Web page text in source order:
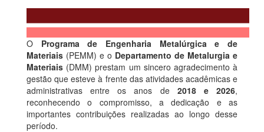
O Programa de Engenharia Metalúrgica e de
Materiais (PEMM) e o Departamento de Metalurgia e
Materiais (DMM) prestam um sincero agradecimento à
gestão que esteve à frente das atividades acadêmicas e
administrativas entre os anos de 2018 e 2026,
reconhecendo o compromisso, a dedicação e as
importantes contribuições realizadas ao longo desse
período.